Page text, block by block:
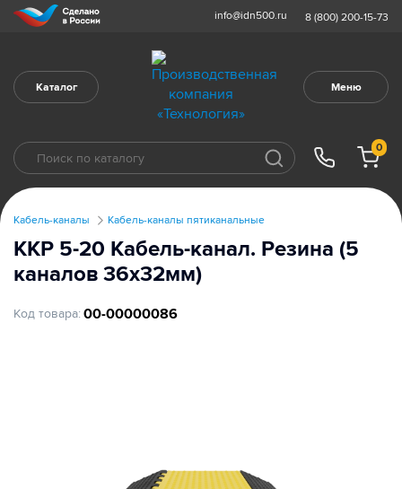
info@idn500.ru 8 (800) 200-15-73
Каталог Меню
0
Кабель-каналы Кабель-каналы пятиканальные
ККР 5-20 Кабель-канал. Резина (5
каналов 36х32мм)
Код товара: 00-00000086